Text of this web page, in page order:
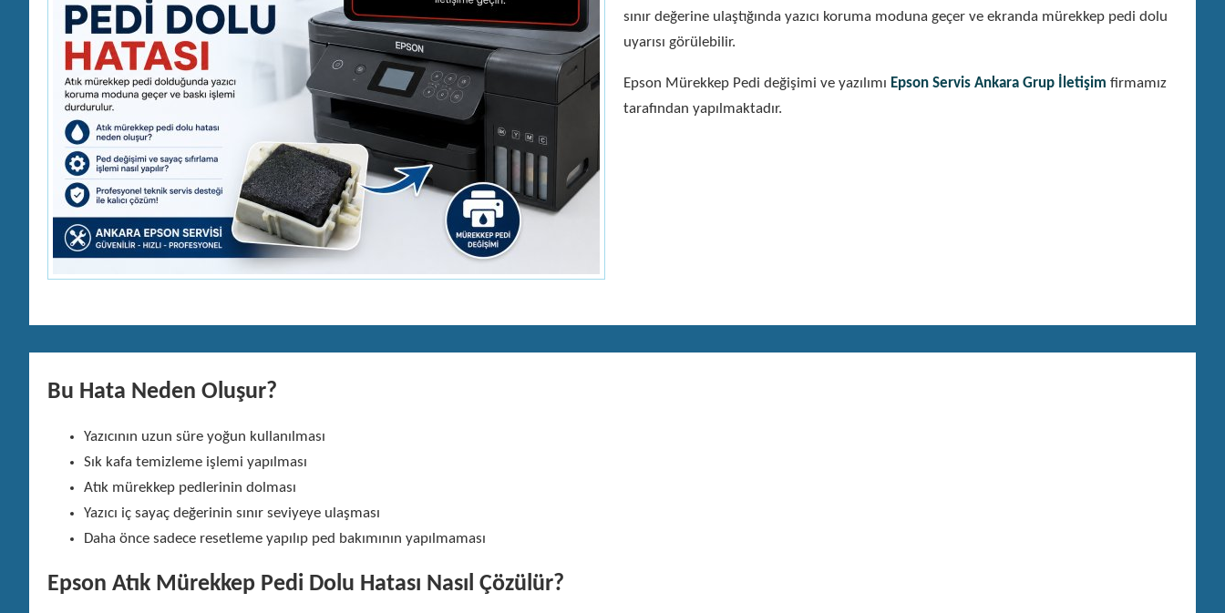
sınır değerine ulaştığında yazıcı koruma moduna geçer ve ekranda mürekkep pedi dolu
uyarısı görülebilir.
Epson Mürekkep Pedi değişimi ve yazılımı Epson Servis Ankara Grup İletişim firmamız
tarafından yapılmaktadır.
Bu Hata Neden Oluşur?
Yazıcının uzun süre yoğun kullanılması
Sık kafa temizleme işlemi yapılması
Atık mürekkep pedlerinin dolması
Yazıcı iç sayaç değerinin sınır seviyeye ulaşması
Daha önce sadece resetleme yapılıp ped bakımının yapılmaması
Epson Atık Mürekkep Pedi Dolu Hatası Nasıl Çözülür?